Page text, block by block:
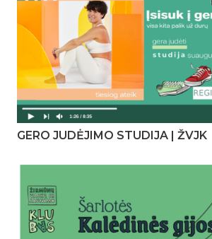
GERO JUDĖJIMO STUDIJA | ŽVJK